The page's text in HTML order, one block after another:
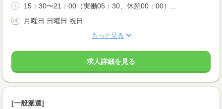
15：30〜21：00（実働05：30、休憩00：00）...
月曜日 日曜日 祝日
もっと見る
求人詳細を見る
[一般派遣]